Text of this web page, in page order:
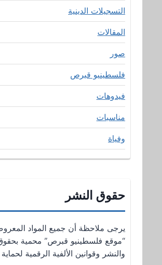
التسجيلات الدينية
المقالات
صور
فلسطينيو قبرص
فيدوهات
مناسبات
وفياة
حقوق النشر
يرجى ملاحظة أن جميع المواد
“موقع فلسطينيو قبرص” محمية
والنشر وقوانين الألفية الرقمية لحماية